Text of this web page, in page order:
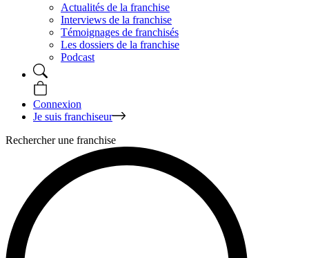
Actualités de la franchise
Interviews de la franchise
Témoignages de franchisés
Les dossiers de la franchise
Podcast
Connexion
Je suis franchiseur
Rechercher une franchise